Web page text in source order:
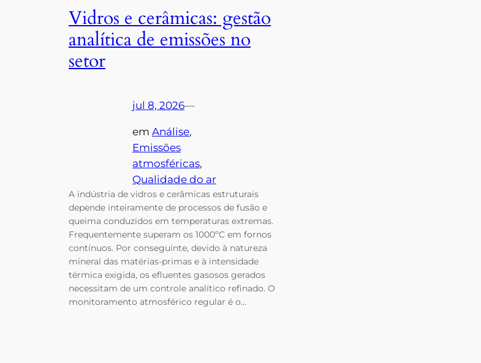
Vidros e cerâmicas: gestão
analítica de emissões no
setor
jul 8, 2026—
em Análise
Emissões
atmosféricas
Qualidade do ar
A indústria de vidros e cerâmicas estruturais
depende inteiramente de processos de fusão e
queima conduzidos em temperaturas extremas.
Frequentemente superam os 1000ºC em fornos
contínuos. Por conseguinte, devido à natureza
mineral das matérias-primas e à intensidade
térmica exigida, os efluentes gasosos gerados
necessitam de um controle analítico refinado. O
monitoramento atmosférico regular é o…